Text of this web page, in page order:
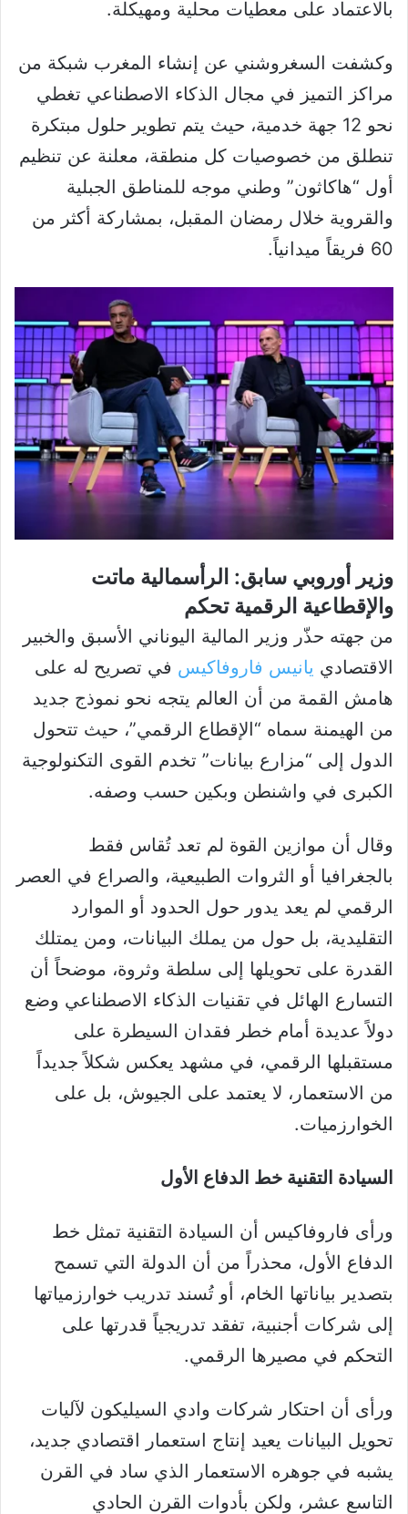
بالاعتماد على معطيات محلية ومهيكلة.
وكشفت السغروشني عن إنشاء المغرب شبكة من
مراكز التميز في مجال الذكاء الاصطناعي تغطي
نحو 12 جهة خدمية، حيث يتم تطوير حلول مبتكرة
تنطلق من خصوصيات كل منطقة، معلنة عن تنظيم
أول “هاكاثون” وطني موجه للمناطق الجبلية
والقروية خلال رمضان المقبل، بمشاركة أكثر من
60 فريقاً ميدانياً.
وزير أوروبي سابق: الرأسمالية ماتت
والإقطاعية الرقمية تحكم
من جهته حذّر وزير المالية اليوناني الأسبق والخبير
الاقتصادي يانيس فاروفاكيس في تصريح له على
هامش القمة من أن العالم يتجه نحو نموذج جديد
من الهيمنة سماه “الإقطاع الرقمي”، حيث تتحول
الدول إلى “مزارع بيانات” تخدم القوى التكنولوجية
الكبرى في واشنطن وبكين حسب وصفه.
وقال أن موازين القوة لم تعد تُقاس فقط
بالجغرافيا أو الثروات الطبيعية، والصراع في العصر
الرقمي لم يعد يدور حول الحدود أو الموارد
التقليدية، بل حول من يملك البيانات، ومن يمتلك
القدرة على تحويلها إلى سلطة وثروة، موضحاً أن
التسارع الهائل في تقنيات الذكاء الاصطناعي وضع
دولاً عديدة أمام خطر فقدان السيطرة على
مستقبلها الرقمي، في مشهد يعكس شكلاً جديداً
من الاستعمار، لا يعتمد على الجيوش، بل على
الخوارزميات.
السيادة التقنية خط الدفاع الأول
ورأى فاروفاكيس أن السيادة التقنية تمثل خط
الدفاع الأول، محذراً من أن الدولة التي تسمح
بتصدير بياناتها الخام، أو تُسند تدريب خوارزمياتها
إلى شركات أجنبية، تفقد تدريجياً قدرتها على
التحكم في مصيرها الرقمي.
ورأى أن احتكار شركات وادي السيليكون لآليات
تحويل البيانات يعيد إنتاج استعمار اقتصادي جديد،
يشبه في جوهره الاستعمار الذي ساد في القرن
التاسع عشر، ولكن بأدوات القرن الحادي